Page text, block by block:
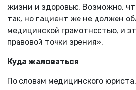
жизни и здоровью. Возможно,
так, но пациент же не должен
медицинской грамотностью, и
правовой точки зрения».
Куда жаловаться
По словам медицинского